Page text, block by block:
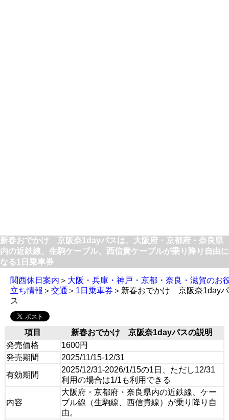
新春おでかけ 京阪奈1dayパスは、大阪府・京都府・奈良県
内の近鉄線、生駒ケーブル、西信貴ケーブルが乗り降り自由に
なる1日乗車券
関西休日案内 ＞ 大阪・兵庫・神戸・京都・奈良・滋賀のお
立ち情報 ＞ 交通 ＞ 1日乗車券 ＞新春おでかけ 京阪奈1dayパ
ス
項目
新春おでかけ 京阪奈1dayパスの説明
発売価格
1600円
発売期間
2025/11/15-12/31
有効期間
2025/12/31-2026/1/15の1日、ただし12/31
利用の場合は1/1も利用できる
内容
大阪府・京都府・奈良県内の近鉄線、ケー
ブル線（生駒線、西信貴線）が乗り降り自
由。